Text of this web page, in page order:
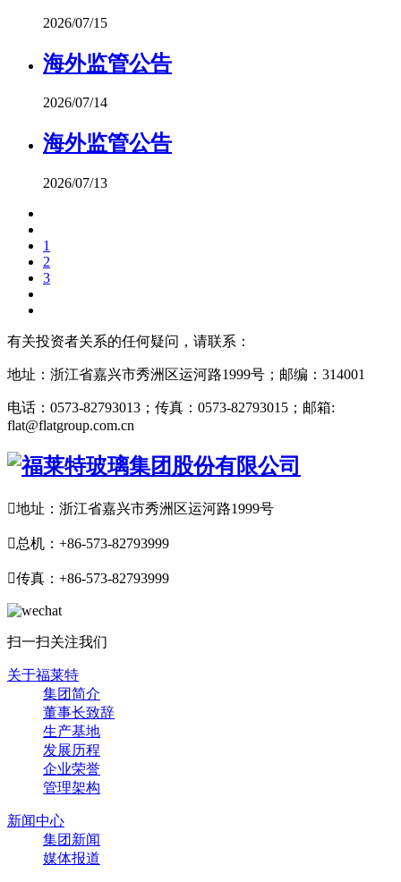
2026/07/15
海外监管公告
2026/07/14
海外监管公告
2026/07/13
1
2
3
有关投资者关系的任何疑问，请联系：
地址：浙江省嘉兴市秀洲区运河路1999号；邮编：314001
电话：0573-82793013；传真：0573-82793015；邮箱:
flat@flatgroup.com.cn
地址：浙江省嘉兴市秀洲区运河路1999号
总机：+86-573-82793999
传真：+86-573-82793999
扫一扫关注我们
关于福莱特
集团简介
董事长致辞
生产基地
发展历程
企业荣誉
管理架构
新闻中心
集团新闻
媒体报道